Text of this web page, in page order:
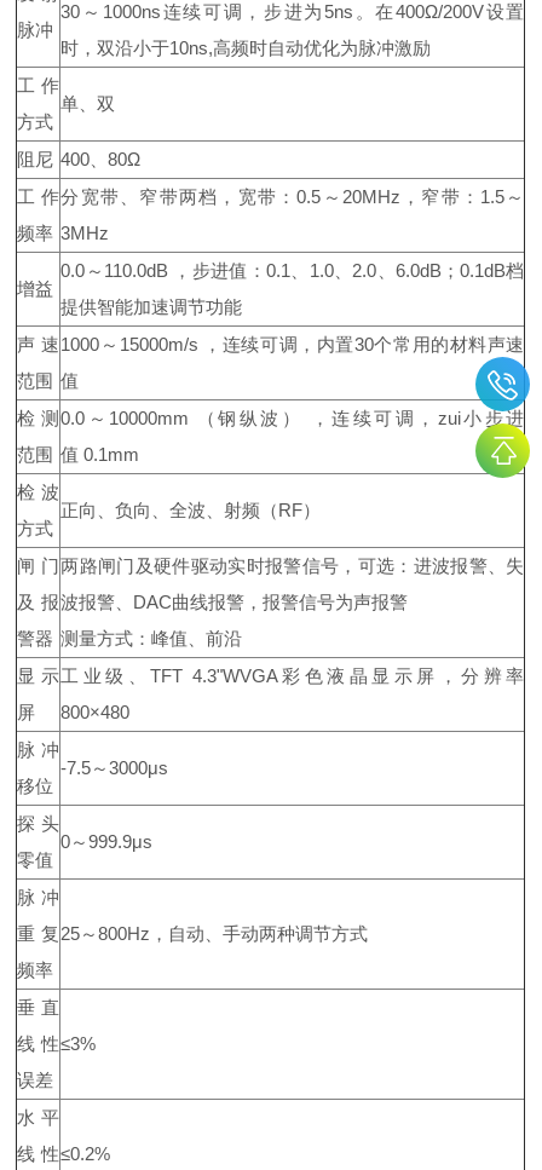
脉冲
30～1000ns连续可调，步进为5ns。在400Ω/200V设置
时，双沿小于10ns,高频时自动优化为脉冲激励
工作
方式
单、双
阻尼 400、80Ω
工作
频率
分宽带、窄带两档，宽带：0.5～20MHz，窄带：1.5～
3MHz
增益
0.0～110.0dB ，步进值：0.1、1.0、2.0、6.0dB；0.1dB档
提供智能加速调节功能
声速
范围
1000～ 15000m/s ，连续可调，内置30个常用的材料声速
值
检测
范围
0.0～ 10000mm （钢纵波） ，连续可调，zui小步进
值0.1mm
检波
方式
正向、负向、全波、射频（RF）
闸门
及报
警器
两路闸门及硬件驱动实时报警信号，可选：进波报警、失
波报警、DAC曲线报警，报警信号为声报警
测量方式：峰值、前沿
显示
屏
工业级、TFT 4.3"WVGA彩色液晶显示屏，分辨率
800×480
脉冲
移位
-7.5～3000μs
探头
零值
0～999.9μs
脉冲
重复
频率
25～800Hz，自动、手动两种调节方式
垂直
线性
误差
≤3%
水平
线性≤0.2%